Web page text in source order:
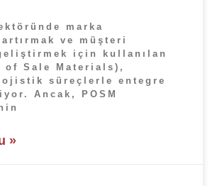
marka
ve müşteri
için kullanılan
of Sale Materials),
süreçlerle entegre
Ancak, POSM
»